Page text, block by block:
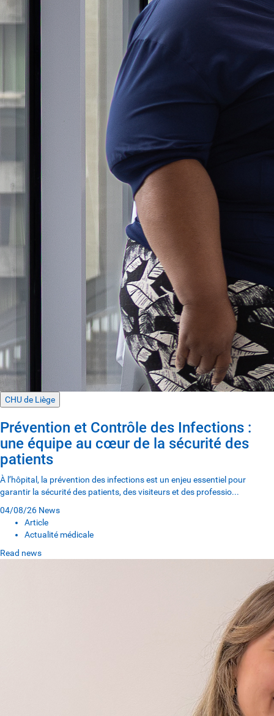
CHU de Liège
Prévention et Contrôle des Infections :
une équipe au cœur de la sécurité des
patients
À l’hôpital, la prévention des infections est un enjeu essentiel pour
garantir la sécurité des patients, des visiteurs et des professio...
04/08/26 News
Article
Actualité médicale
Read news